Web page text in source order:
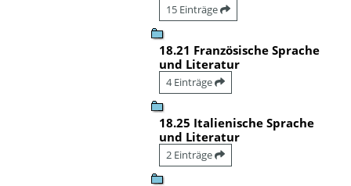
15 Einträge
18.21 Französische Sprache
und Literatur
4 Einträge
18.25 Italienische Sprache
und Literatur
2 Einträge